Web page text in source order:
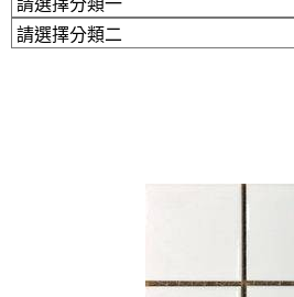
LINE官
開車：中山路1段 到永平路路
原Line已滿 無法加Line好
LINE官